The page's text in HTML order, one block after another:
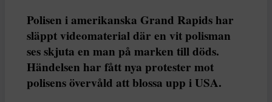
Polisen i amerikanska Grand Rapids har
släppt videomaterial där en vit polisman
ses skjuta en man på marken till döds.
Händelsen har fått nya protester mot
polisens övervåld att blossa upp i USA.